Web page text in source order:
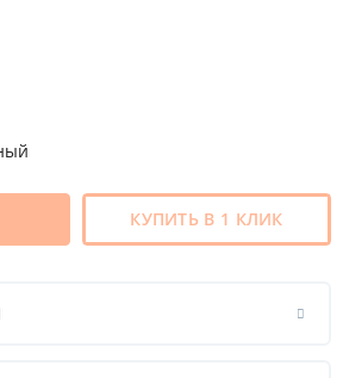
КУПИТЬ В 1 КЛИК